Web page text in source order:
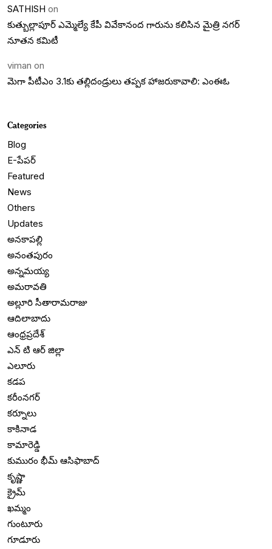
SATHISH on
కుత్బుల్లాపూర్ ఎమ్మెల్యే కేపీ వివేకానంద గారును కలిసిన మైత్రి నగర్
నూతన కమిటీ
viman on
మెగా పీటీఎం 3.1కు తల్లిదండ్రులు తప్పక హాజరుకావాలి: ఎంఈఓ
Categories
Blog
E-పేపర్
Featured
News
Others
Updates
అనకాపల్లి
అనంతపురం
అన్నమయ్య
అమరావతి
అల్లూరి సీతారామరాజు
ఆదిలాబాదు
ఆంధ్రప్రదేశ్
ఎన్ టి ఆర్ జిల్లా
ఎలూరు
కడప
కరీంనగర్
కర్నూలు
కాకినాడ
కామారెడ్డి
కుమురం భీమ్ ఆసిఫాబాద్
కృష్ణా
క్రైమ్
ఖమ్మం
గుంటూరు
గూడూరు